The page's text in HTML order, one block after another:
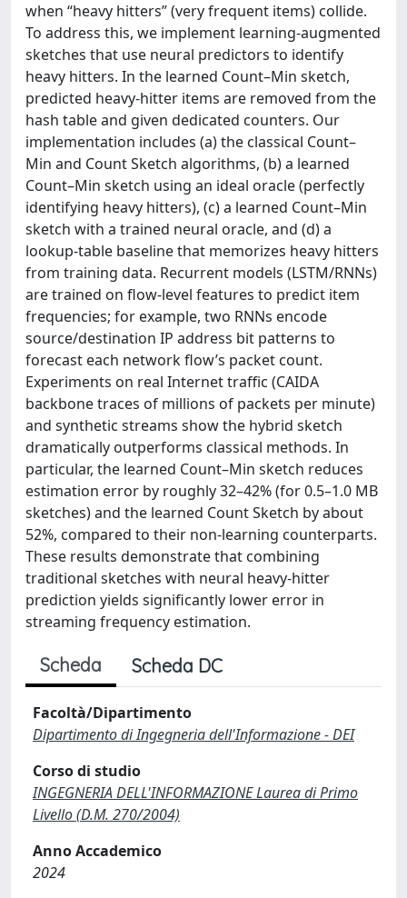
when “heavy hitters” (very frequent items) collide.
To address this, we implement learning-augmented
sketches that use neural predictors to identify
heavy hitters. In the learned Count–Min sketch,
predicted heavy-hitter items are removed from the
hash table and given dedicated counters. Our
implementation includes (a) the classical Count–
Min and Count Sketch algorithms, (b) a learned
Count–Min sketch using an ideal oracle (perfectly
identifying heavy hitters), (c) a learned Count–Min
sketch with a trained neural oracle, and (d) a
lookup-table baseline that memorizes heavy hitters
from training data. Recurrent models (LSTM/RNNs)
are trained on flow-level features to predict item
frequencies; for example, two RNNs encode
source/destination IP address bit patterns to
forecast each network flow’s packet count.
Experiments on real Internet traffic (CAIDA
backbone traces of millions of packets per minute)
and synthetic streams show the hybrid sketch
dramatically outperforms classical methods. In
particular, the learned Count–Min sketch reduces
estimation error by roughly 32–42% (for 0.5–1.0 MB
sketches) and the learned Count Sketch by about
52%, compared to their non-learning counterparts.
These results demonstrate that combining
traditional sketches with neural heavy-hitter
prediction yields significantly lower error in
streaming frequency estimation.
Scheda Scheda DC
Facoltà/Dipartimento
Dipartimento di Ingegneria dell'Informazione - DEI
Corso di studio
INGEGNERIA DELL'INFORMAZIONE Laurea di Primo
Livello (D.M. 270/2004)
Anno Accademico
2024